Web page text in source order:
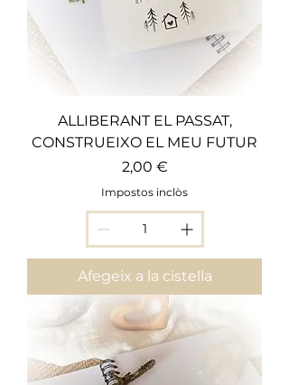
ALLIBERANT EL PASSAT,
CONSTRUEIXO EL MEU FUTUR
Preu
2,00 €
Impostos inclòs
Afegeix a la cistella